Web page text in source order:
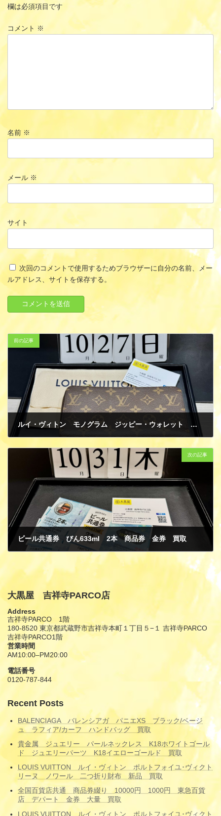
欄は必須項目です
コメント ※
名前 ※
メール ※
サイト
次回のコメントで使用するためブラウザーに自分の名前、メー
ルアドレス、サイトを保存する。
前の記事
ルイ・ヴィトン モノグラム ジッピー・ウォレット 長財布 買取
次の記事
ビール共通券 びん633ml 2本 商品券 金券 買取
大黒屋 吉祥寺PARCO店
Address
吉祥寺PARCO 1階
180-8520 東京都武蔵野市吉祥寺本町１丁目５−１ 吉祥寺PARCO
吉祥寺PARCO1階
営業時間
AM10:00–PM20:00
電話番号
0120-787-844
Recent Posts
BALENCIAGA バレンシアガ パニエXS ブラック/ベージ
ュ ラフィア/カーフ ハンドバッグ 買取
貴金属 ジュエリー パールネックレス K18ホワイトゴール
ド ジュエリーパーツ K18イエローゴールド 買取
LOUIS VUITTON ルイ・ヴィトン ポルトフォイユ･ヴィクト
リーヌ ノワール 二つ折り財布 新品 買取
全国百貨店共通 商品券綴り 10000円 1000円 東急百貨
店 デパート 金券 大量 買取
LOUIS VUITTON ルイ・ヴィトン ポルトフォイユ･ヴィクト